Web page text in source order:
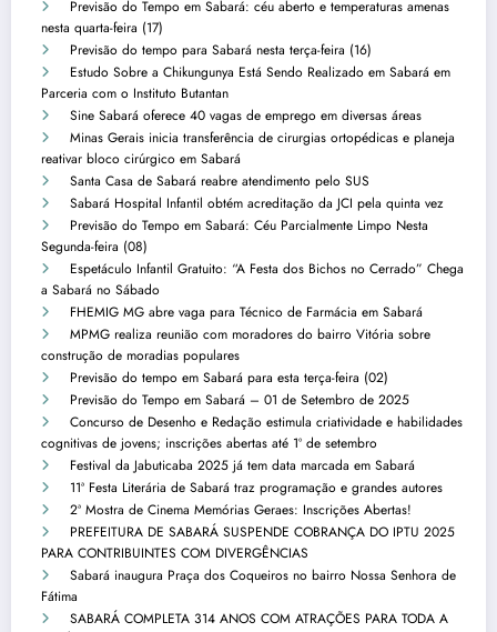
Previsão do Tempo em Sabará: céu aberto e temperaturas amenas
nesta quarta-feira (17)
Previsão do tempo para Sabará nesta terça-feira (16)
Estudo Sobre a Chikungunya Está Sendo Realizado em Sabará em
Parceria com o Instituto Butantan
Sine Sabará oferece 40 vagas de emprego em diversas áreas
Minas Gerais inicia transferência de cirurgias ortopédicas e planeja
reativar bloco cirúrgico em Sabará
Santa Casa de Sabará reabre atendimento pelo SUS
Sabará Hospital Infantil obtém acreditação da JCI pela quinta vez
Previsão do Tempo em Sabará: Céu Parcialmente Limpo Nesta
Segunda-feira (08)
Espetáculo Infantil Gratuito: “A Festa dos Bichos no Cerrado” Chega
a Sabará no Sábado
FHEMIG MG abre vaga para Técnico de Farmácia em Sabará
MPMG realiza reunião com moradores do bairro Vitória sobre
construção de moradias populares
Previsão do tempo em Sabará para esta terça-feira (02)
Previsão do Tempo em Sabará – 01 de Setembro de 2025
Concurso de Desenho e Redação estimula criatividade e habilidades
cognitivas de jovens; inscrições abertas até 1º de setembro
Festival da Jabuticaba 2025 já tem data marcada em Sabará
11ª Festa Literária de Sabará traz programação e grandes autores
2ª Mostra de Cinema Memórias Geraes: Inscrições Abertas!
PREFEITURA DE SABARÁ SUSPENDE COBRANÇA DO IPTU 2025
PARA CONTRIBUINTES COM DIVERGÊNCIAS
Sabará inaugura Praça dos Coqueiros no bairro Nossa Senhora de
Fátima
SABARÁ COMPLETA 314 ANOS COM ATRAÇÕES PARA TODA A